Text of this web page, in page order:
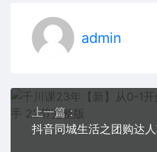
admin
上一篇：